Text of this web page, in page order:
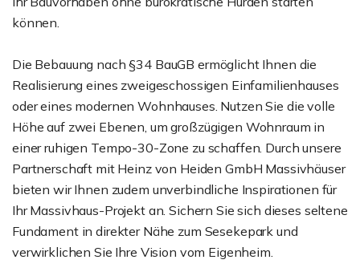
können.
Die Bebauung nach §34 BauGB ermöglicht Ihnen die
Realisierung eines zweigeschossigen Einfamilienhauses
oder eines modernen Wohnhauses. Nutzen Sie die volle
Höhe auf zwei Ebenen, um großzügigen Wohnraum in
einer ruhigen Tempo-30-Zone zu schaffen. Durch unsere
Partnerschaft mit Heinz von Heiden GmbH Massivhäuser
bieten wir Ihnen zudem unverbindliche Inspirationen für
Ihr Massivhaus-Projekt an. Sichern Sie sich dieses seltene
Fundament in direkter Nähe zum Sesekepark und
verwirklichen Sie Ihre Vision vom Eigenheim.